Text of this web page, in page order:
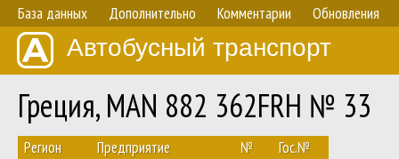
База данных Дополнительно Комментарии Обновления
Автобусный транспорт
Греция, MAN 882 362FRH № 33
Регион Предприятие № Гос.№